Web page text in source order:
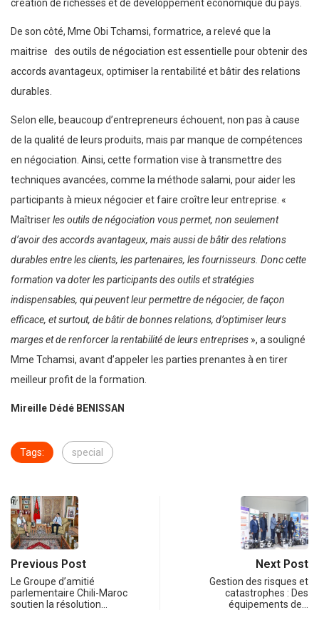
création de richesses et de développement économique du pays.
De son côté, Mme Obi Tchamsi, formatrice, a relevé que la
maitrise des outils de négociation est essentielle pour obtenir des
accords avantageux, optimiser la rentabilité et bâtir des relations
durables.
Selon elle, beaucoup d’entrepreneurs échouent, non pas à cause
de la qualité de leurs produits, mais par manque de compétences
en négociation. Ainsi, cette formation vise à transmettre des
techniques avancées, comme la méthode salami, pour aider les
participants à mieux négocier et faire croître leur entreprise. «
Maîtriserles outils de négociation vous permet, non seulement
d’avoir des accords avantageux, mais aussi de bâtir des relations
durables entre les clients, les partenaires, les fournisseurs. Donc cette
formation va doter les participants des outils et stratégies
indispensables, qui peuvent leur permettre de négocier, de façon
efficace, et surtout, de bâtir de bonnes relations, d’optimiser leurs
marges et de renforcer la rentabilité de leurs entreprises », a souligné
Mme Tchamsi, avant d’appeler les parties prenantes à en tirer
meilleur profit de la formation.
Mireille Dédé BENISSAN
Tags: special
Previous Post
Le Groupe d’amitié
parlementaire Chili-Maroc
soutien la résolution…
Next Post
Gestion des risques et
catastrophes : Des
équipements de…